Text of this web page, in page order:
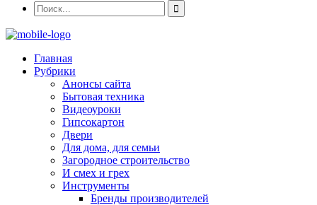
Главная
Рубрики
Анонсы сайта
Бытовая техника
Видеоуроки
Гипсокартон
Двери
Для дома, для семьи
Загородное строительство
И смех и грех
Инструменты
Бренды производителей